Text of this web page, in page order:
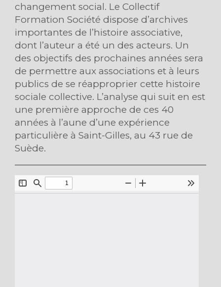
changement social. Le Collectif
Formation Société dispose d’archives
importantes de l’histoire associative,
dont l’auteur a été un des acteurs. Un
des objectifs des prochaines années sera
de permettre aux associations et à leurs
publics de se réapproprier cette histoire
sociale collective. L’analyse qui suit en est
une première approche de ces 40
années à l’aune d’une expérience
particulière à Saint-Gilles, au 43 rue de
Suède.